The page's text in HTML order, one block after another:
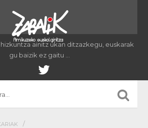
ainitz ukan ditzazkegu, euskarak
gu baizik ez gaitu …
/